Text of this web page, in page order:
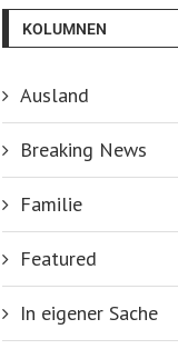
KOLUMNEN
Ausland
Breaking News
Familie
Featured
In eigener Sache